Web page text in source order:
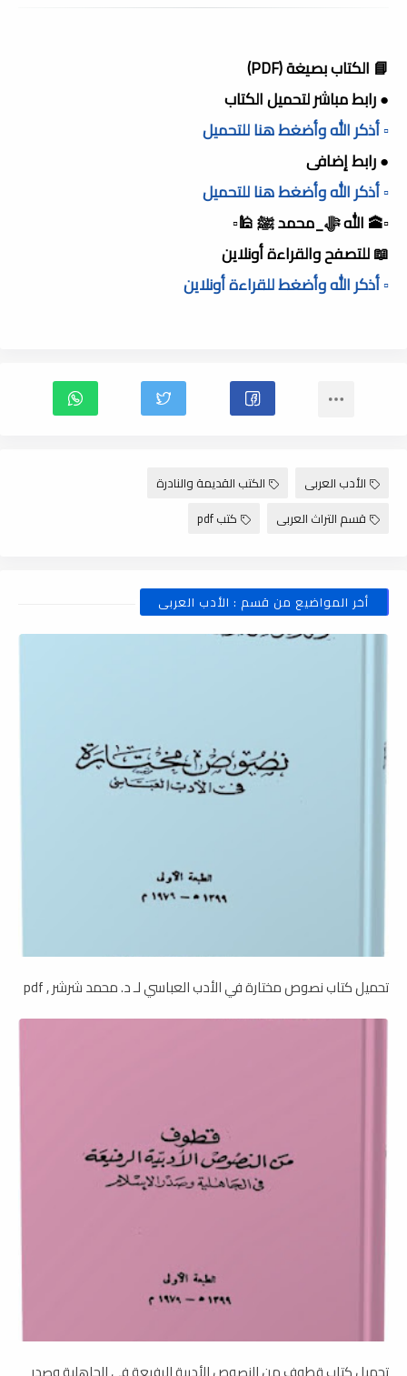
📘 الكتاب بصيغة (PDF)
● رابط مباشر لتحميل الكتاب
▫️ أذكر الله وأضغط هنا للتحميل
● رابط إضافى
▫️ أذكر الله وأضغط هنا للتحميل
▫️🕋 الله ﷻ_محمد ﷺ 🕌▫️
📖 للتصفح والقراءة أونلاين
▫️ أذكر الله وأضغط للقراءة أونلاين
الأدب العربى
الكتب القديمة والنادرة
قسم التراث العربى
كتب pdf
أخر المواضيع من قسم : الأدب العربى
تحميل كتاب نصوص مختارة في الأدب العباسي لـ د. محمد شرشر , pdf